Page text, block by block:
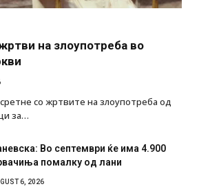
на злоупотреба во
со жртвите на злоупотреба од
за…
Во септември ќе има 4.900
помалку од лани
6, 2026